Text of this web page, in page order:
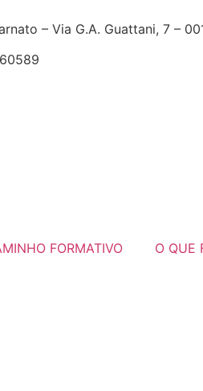
– Via G.A. Guattani, 7 –
FORMATIVO O QUE